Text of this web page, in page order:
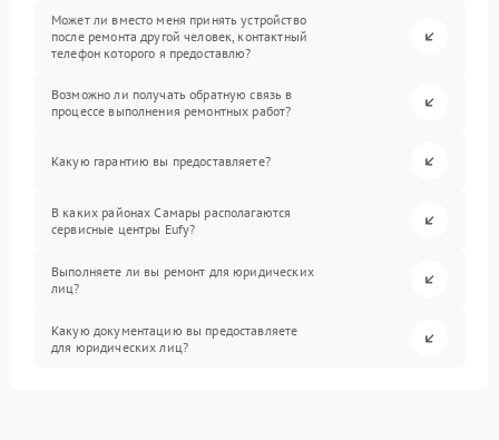
Может ли вместо меня принять устройство
после ремонта другой человек, контактный
телефон которого я предоставлю?
Возможно ли получать обратную связь в
процессе выполнения ремонтных работ?
Какую гарантию вы предоставляете?
В каких районах Самары располагаются
сервисные центры Eufy?
Выполняете ли вы ремонт для юридических
лиц?
Какую документацию вы предоставляете
для юридических лиц?